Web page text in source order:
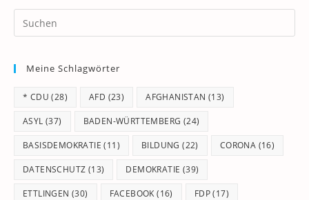
Meine Schlagwörter
* CDU (28) AFD (23) AFGHANISTAN (13)
ASYL (37) BADEN-WÜRTTEMBERG (24)
BASISDEMOKRATIE (11) BILDUNG (22) CORONA (16)
DATENSCHUTZ (13) DEMOKRATIE (39)
ETTLINGEN (30) FACEBOOK (16) FDP(17)